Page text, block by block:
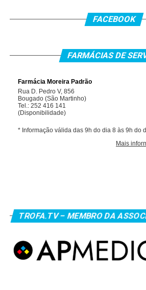
FACEBOOK
FARMÁCIAS DE
TROFA.TV – MEMBRO DA